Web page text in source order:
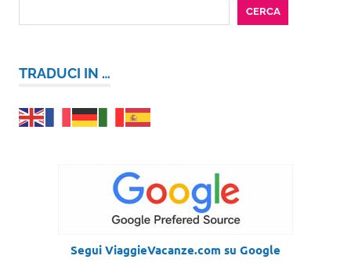
CERCA
TRADUCI IN …
Segui ViaggieVacanze.com su Google